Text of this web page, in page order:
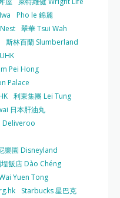
Pho le 錦麗
翠華 Tsui Wah
斯林百蘭 Slumberland
Pei Hong
Palace
利東集團 Lei Tung
日本肝油丸
Deliveroo
樂園 Disneyland
飯店 Dào Chéng
Yuen Tong
Starbucks 星巴克